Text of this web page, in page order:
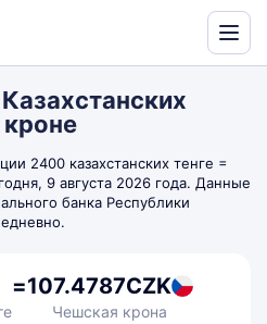
by
Translate
2400 казахстанских тенге =
9 августа 2026 года. Данные
банка Республики
=107.4787CZK
Чешская крона